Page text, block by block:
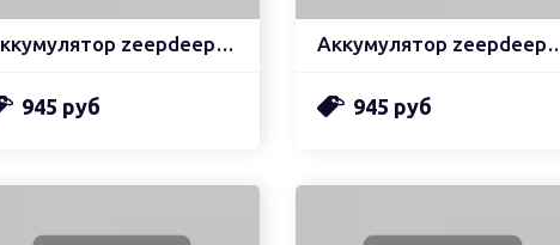
Аккумулятор zeepdeep asia (bn46)
945 руб
Аккумулятор
945 руб